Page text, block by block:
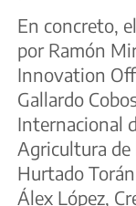
En concreto,
por Ramón
Innovation
Gallardo
Internacional
Agricultura de
Hurtado
Álex López,